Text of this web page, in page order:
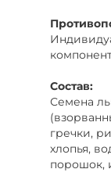
Состав:
Семена
гречки,
хлопья,
порошок,